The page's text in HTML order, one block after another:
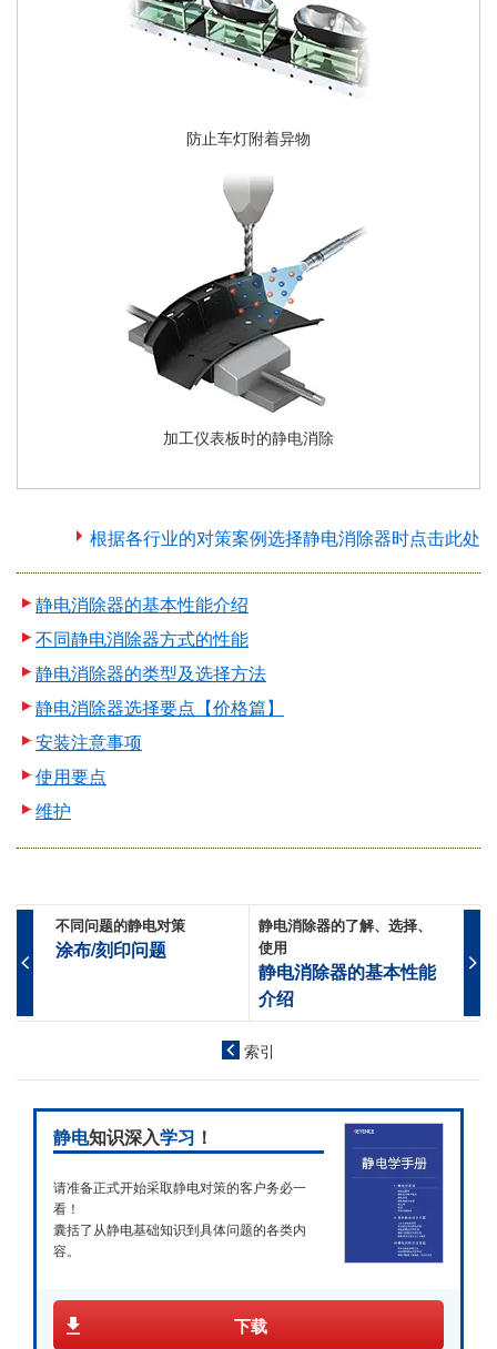
防止车灯附着异物
加工仪表板时的静电消除
根据各行业的对策案例选择静电消除器时点击此处
静电消除器的基本性能介绍
不同静电消除器方式的性能
静电消除器的类型及选择方法
静电消除器选择要点【价格篇】
安装注意事项
使用要点
维护
不同问题的静电对策
涂布/刻印问题
静电消除器的了解、选择、
使用
静电消除器的基本性能
介绍
索引
静电知识深入学习 ！
请准备正式开始采取静电对策的客户务必一
看！
囊括了从静电基础知识到具体问题的各类内
容。
下载